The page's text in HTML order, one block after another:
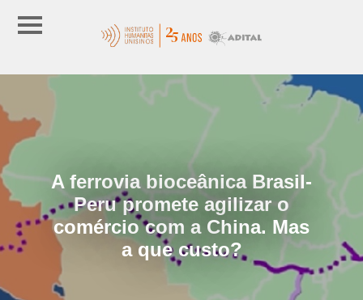
A ferrovia bioceânica Brasil-
Peru promete agilizar o
comércio com a China. Mas
a que custo?